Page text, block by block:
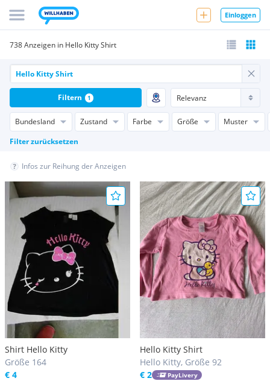
Einloggen
738 Anzeigen in Hello Kitty Shirt
Bundesland Zustand Farbe Größe
Muster
Filter zurücksetzen
Filtern 1
Infos zur Reihung der Anzeigen
Shirt Hello Kitty
Größe 164
€ 4
Hello Kitty Shirt
Hello Kitty, Größe 92
€ 2
PayLivery